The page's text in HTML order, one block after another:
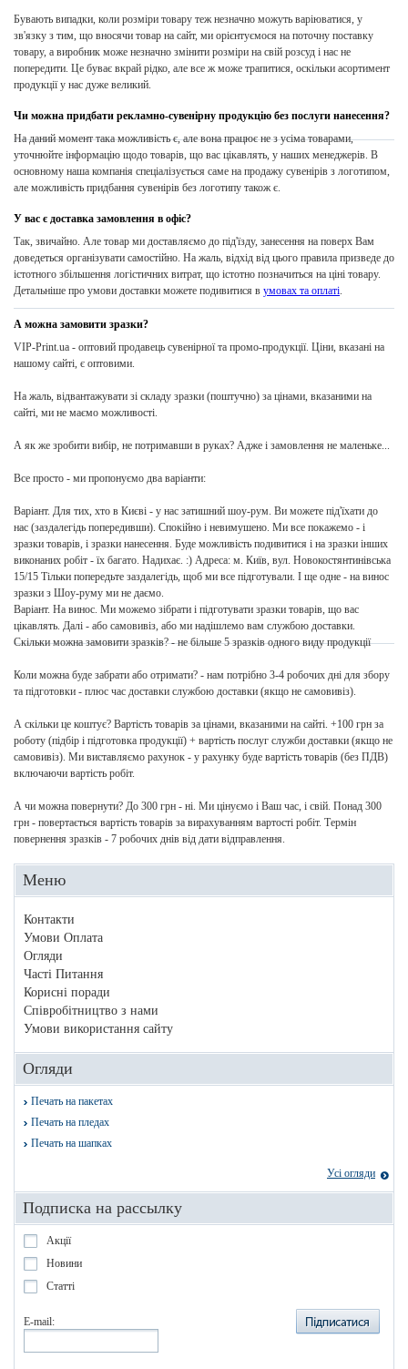
Бувають випадки, коли розміри товару теж незначно можуть варіюватися, у
зв'язку з тим, що вносячи товар на сайт, ми орієнтуємося на поточну поставку
товару, а виробник може незначно змінити розміри на свій розсуд і нас не
попередити. Це буває вкрай рідко, але все ж може трапитися, оскільки асортимент
продукції у нас дуже великий.
Чи можна придбати рекламно-сувенірну продукцію без послуги нанесення?
На даний момент така можливість є, але вона працює не з усіма товарами,
уточнюйте інформацію щодо товарів, що вас цікавлять, у наших менеджерів. В
основному наша компанія спеціалізується саме на продажу сувенірів з логотипом,
але можливість придбання сувенірів без логотипу також є.
У вас є доставка замовлення в офіс?
Так, звичайно. Але товар ми доставляємо до під'їзду, занесення на поверх Вам
доведеться організувати самостійно. На жаль, відхід від цього правила призведе до
істотного збільшення логістичних витрат, що істотно позначиться на ціні товару.
Детальніше про умови доставки можете подивитися в умовах та оплаті.
А можна замовити зразки?
VIP-Print.ua - оптовий продавець сувенірної та промо-продукції. Ціни, вказані на
нашому сайті, є оптовими.
На жаль, відвантажувати зі складу зразки (поштучно) за цінами, вказаними на
сайті, ми не маємо можливості.
А як же зробити вибір, не потримавши в руках? Адже і замовлення не маленьке...
Все просто - ми пропонуємо два варіанти:
Варіант. Для тих, хто в Києві - у нас затишний шоу-рум. Ви можете під'їхати до
нас (заздалегідь попередивши). Спокійно і невимушено. Ми все покажемо - і
зразки товарів, і зразки нанесення. Буде можливість подивитися і на зразки інших
виконаних робіт - їх багато. Надихає. :) Адреса: м. Київ, вул. Новокостянтинівська
15/15 Тільки попередьте заздалегідь, щоб ми все підготували. І ще одне - на винос
зразки з Шоу-руму ми не даємо.
Варіант. На винос. Ми можемо зібрати і підготувати зразки товарів, що вас
цікавлять. Далі - або самовивіз, або ми надішлемо вам службою доставки.
Скільки можна замовити зразків? - не більше 5 зразків одного виду продукції
Коли можна буде забрати або отримати? - нам потрібно 3-4 робочих дні для збору
та підготовки - плюс час доставки службою доставки (якщо не самовивіз).
А скільки це коштує? Вартість товарів за цінами, вказаними на сайті. +100 грн за
роботу (підбір і підготовка продукції) + вартість послуг служби доставки (якщо не
самовивіз). Ми виставляємо рахунок - у рахунку буде вартість товарів (без ПДВ)
включаючи вартість робіт.
А чи можна повернути? До 300 грн - ні. Ми цінуємо і Ваш час, і свій. Понад 300
грн - повертається вартість товарів за вирахуванням вартості робіт. Термін
повернення зразків - 7 робочих днів від дати відправлення.
Меню
Контакти
Умови Оплата
Огляди
Часті Питання
Корисні поради
Співробітництво з нами
Умови використання сайту
Огляди
Печать на пакетах
Печать на пледах
Печать на шапках
Усі огляди
Подписка на рассылку
Акції
Новини
Статті
E-mail: